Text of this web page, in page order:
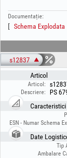
Documentație:
Schema Explodata
s12837
Articol
Articol:
Descriere:
PS
Caracteristici
ESN - Numar Schema
Date
Tip
Ambalare